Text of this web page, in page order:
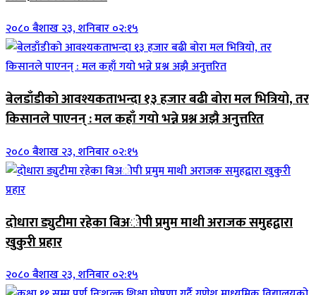
२०८० बैशाख २३, शनिबार ०२:१५
बेलडाँडीको आवश्यकताभन्दा १३ हजार बढी बोरा मल भित्रियो, तर
किसानले पाएनन् : मल कहाँ गयो भन्ने प्रश्न अझै अनुत्तरित
२०८० बैशाख २३, शनिबार ०२:१५
दोधारा ड्युटीमा रहेका बिअोपी प्रमुम माथी अराजक समुहद्वारा
खुकुरी प्रहार
२०८० बैशाख २३, शनिबार ०२:१५